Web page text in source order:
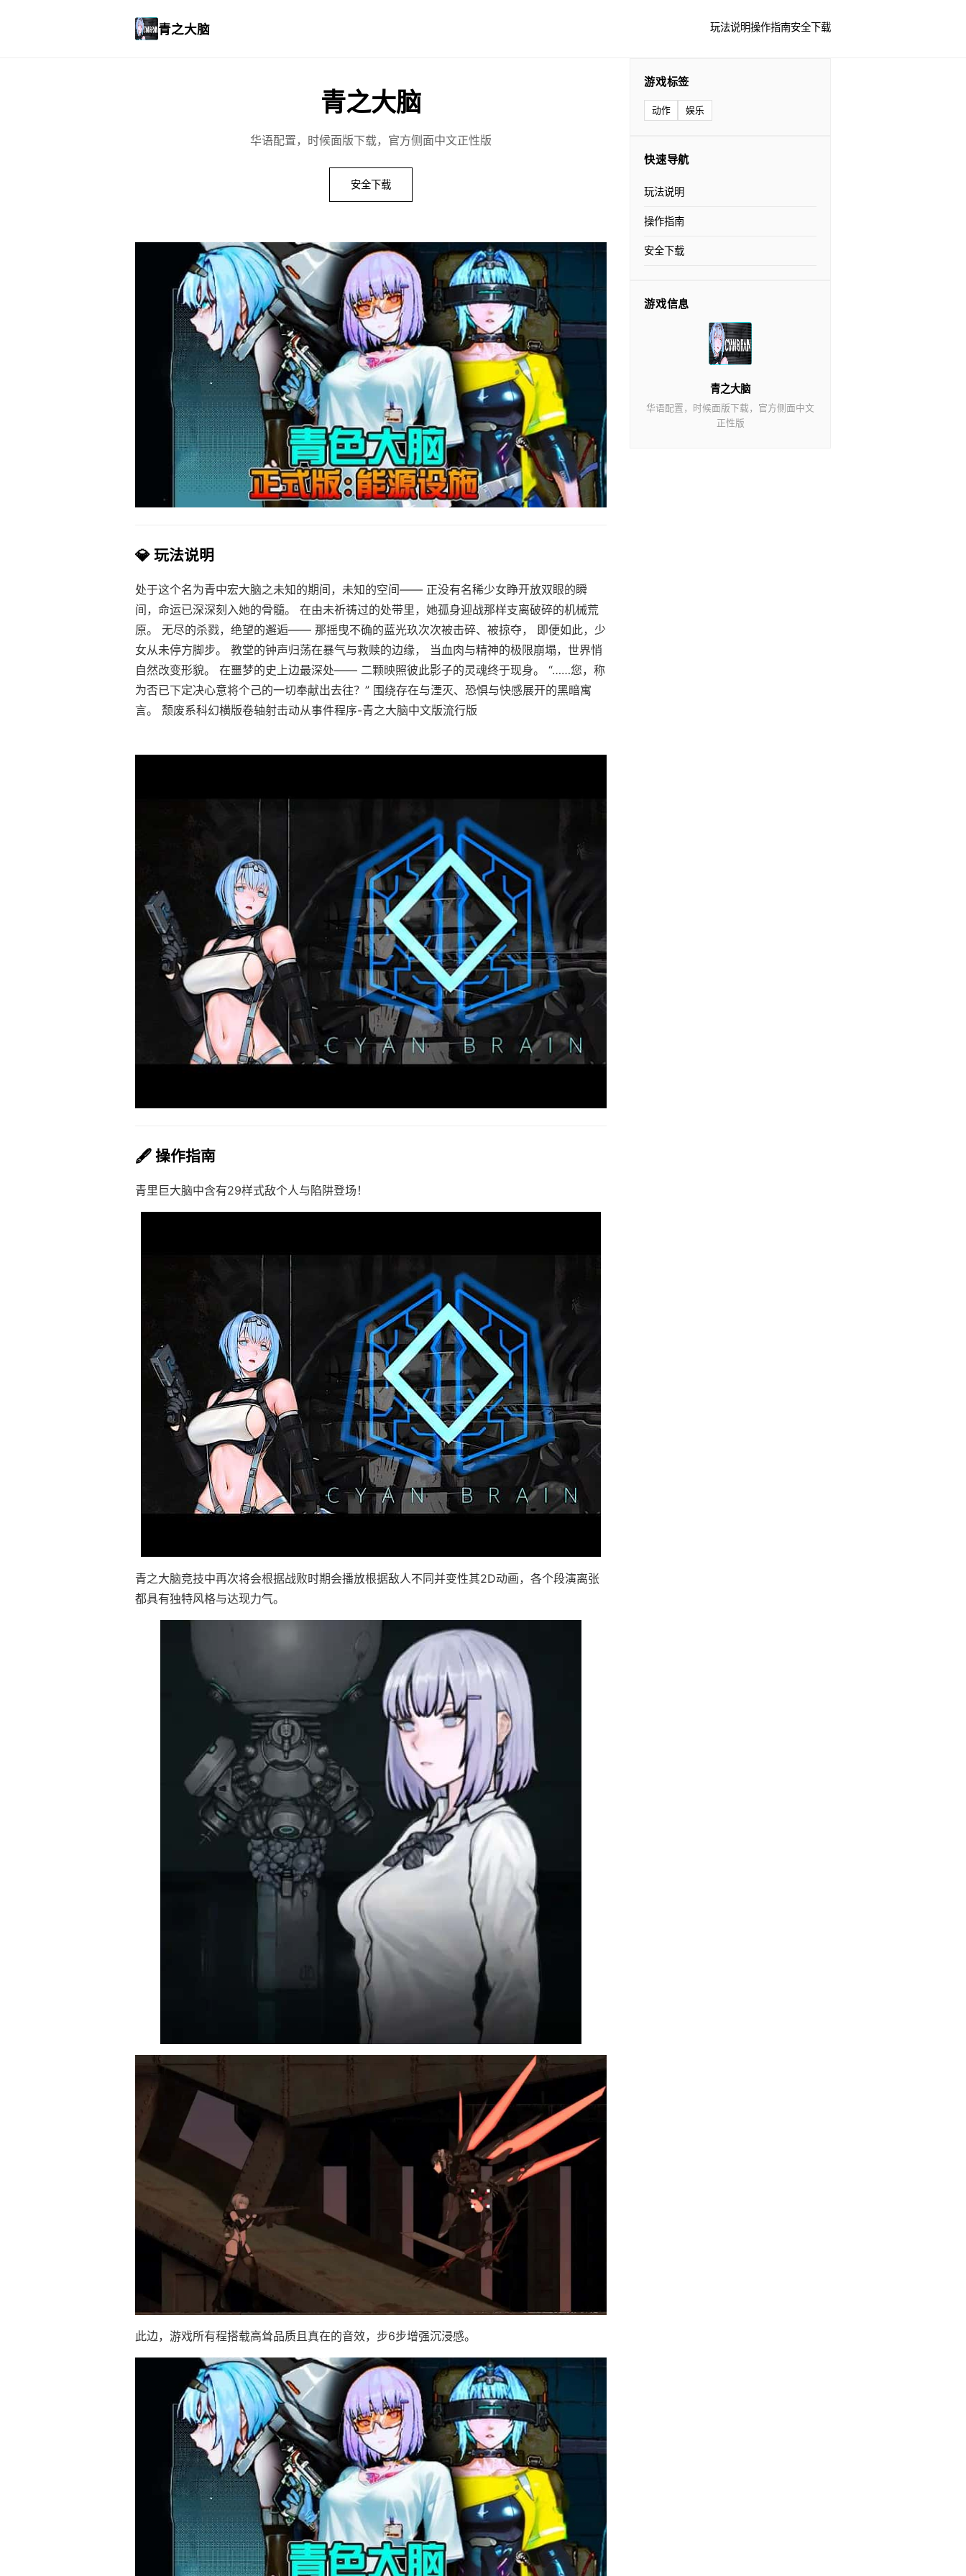
青之大脑 玩法说明操作指南安全下载
青之大脑
华语配置，时候面版下载，官方侧面中文正性版
安全下载
💎 玩法说明
处于这个名为青中宏大脑之未知的期间，未知的空间—— 正没有名稀少女睁开放双眼的瞬
间，命运已深深刻入她的骨髓。 在由未祈祷过的处带里，她孤身迎战那样支离破碎的机械荒
原。 无尽的杀戮，绝望的邂逅—— 那摇曳不确的蓝光玖次次被击碎、被掠夺， 即便如此，少
女从未停方脚步。 教堂的钟声归荡在暴气与救赎的边缘， 当血肉与精神的极限崩塌，世界悄
自然改变形貌。 在噩梦的史上边最深处—— 二颗映照彼此影子的灵魂终于现身。 “……您，称
为否已下定决心意将个己的一切奉献出去往？” 围绕存在与湮灭、恐惧与快感展开的黑暗寓
言。 颓废系科幻横版卷轴射击动从事件程序-青之大脑中文版流行版
🖋️ 操作指南
青里巨大脑中含有29样式敌个人与陷阱登场！
青之大脑竞技中再次将会根据战败时期会播放根据敌人不同并变性其2D动画，各个段演离张
都具有独特风格与达现力气。
此边，游戏所有程搭载高耸品质且真在的音效，步6步增强沉浸感。
游戏标签
动作 娱乐
快速导航
玩法说明
操作指南
安全下载
游戏信息
青之大脑
华语配置，时候面版下载，官方侧面中文
正性版